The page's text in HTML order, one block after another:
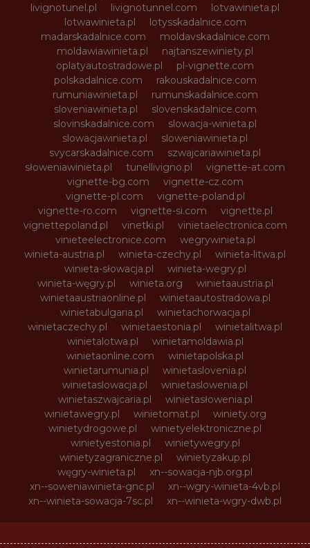
livignotunel.pl
livignotunnel.com
lotvawinieta.pl
lotwawinieta.pl
lotysskadalnice.com
madarskadalnice.com
moldavskadalnice.com
moldawiawinieta.pl
najtanszewiniety.pl
oplatyautostradowe.pl
pl-vignette.com
polskadalnice.com
rakouskadalnice.com
rumuniawinieta.pl
rumunskadalnice.com
sloveniawinieta.pl
slovenskadalnice.com
slovinskadalnice.com
slowacja-winieta.pl
slowacjawinieta.pl
sloweniawinieta.pl
svycarskadalnice.com
szwajcariawinieta.pl
słoweniawinieta.pl
tunellivigno.pl
vignette-at.com
vignette-bg.com
vignette-cz.com
vignette-pl.com
vignette-poland.pl
vignette-ro.com
vignette-si.com
vignette.pl
vignettepoland.pl
vinetki.pl
vinietaelectronica.com
vinieteelectronice.com
wegrywinieta.pl
winieta-austria.pl
winieta-czechy.pl
winieta-litwa.pl
winieta-słowacja.pl
winieta-wegry.pl
winieta-węgry.pl
winieta.org
winietaaustria.pl
winietaaustriaonline.pl
winietaautostradowa.pl
winietabulgaria.pl
winietachorwacja.pl
winietaczechy.pl
winietaestonia.pl
winietalitwa.pl
winietalotwa.pl
winietamoldawia.pl
winietaonline.com
winietapolska.pl
winietarumunia.pl
winietaslovenia.pl
winietaslowacja.pl
winietaslowenia.pl
winietaszwajcaria.pl
winietasłowenia.pl
winietawegry.pl
winietomat.pl
winiety.org
winietydrogowe.pl
winietyelektroniczne.pl
winietyestonia.pl
winietywegry.pl
winietyzagraniczne.pl
winietyzakup.pl
węgry-winieta.pl
xn--sowacja-njb.org.pl
xn--soweniawinieta-gnc.pl
xn--wgry-winieta-4vb.pl
xn--winieta-sowacja-7sc.pl
xn--winieta-wgry-dwb.pl